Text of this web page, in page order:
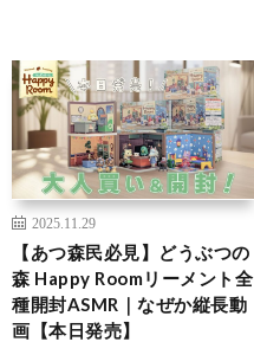
2025.11.29
【あつ森民必見】どうぶつの
森 Happy Roomリーメント全
種開封ASMR｜なぜか縦長動
画【本日発売】